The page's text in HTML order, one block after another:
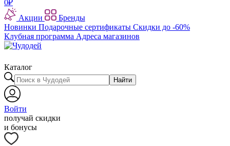
0₽
Акции
Бренды
Новинки Подарочные сертификаты Скидки до -60%
Клубная программа Адреса магазинов
Каталог
Найти
Войти
получай скидки
и бонусы